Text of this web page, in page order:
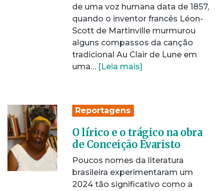
de uma voz humana data de 1857,
quando o inventor francês Léon-
Scott de Martinville murmurou
alguns compassos da canção
tradicional Au Clair de Lune em
uma… [Leia mais]
Reportagens
O lírico e o trágico na obra
de Conceição Evaristo
Poucos nomes da literatura
brasileira experimentaram um
2024 tão significativo como a